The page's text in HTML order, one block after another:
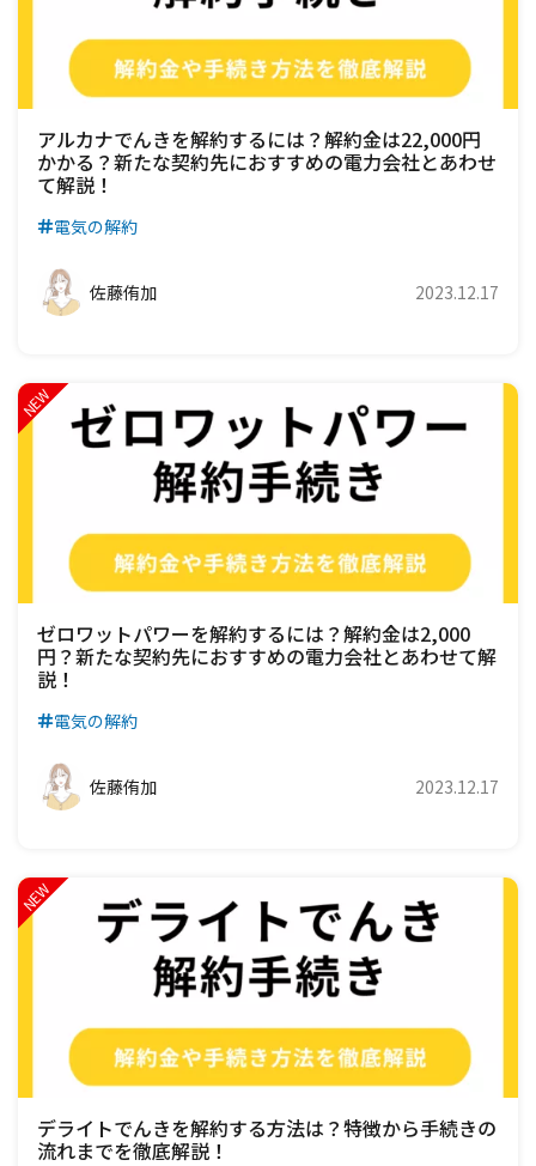
アルカナでんきを解約するには？解約金は22,000円
かかる？新たな契約先におすすめの電力会社とあわせ
て解説！
電気の解約
佐藤侑加 2023.12.17
ゼロワットパワーを解約するには？解約金は2,000
円？新たな契約先におすすめの電力会社とあわせて解
説！
電気の解約
佐藤侑加 2023.12.17
デライトでんきを解約する方法は？特徴から手続きの
流れまでを徹底解説！